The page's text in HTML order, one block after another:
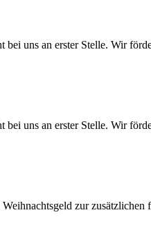
uns an erster Stelle. Wir
uns an erster Stelle. Wir
zur zusätzlichen